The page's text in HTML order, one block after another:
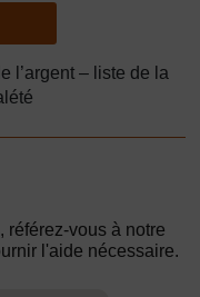
l’argent – liste de la
référez-vous à notre
l'aide nécessaire.